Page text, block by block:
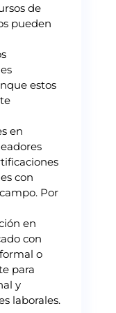
de
pueden
estos
en
con
Por
en
con
o
para
y
laborales.